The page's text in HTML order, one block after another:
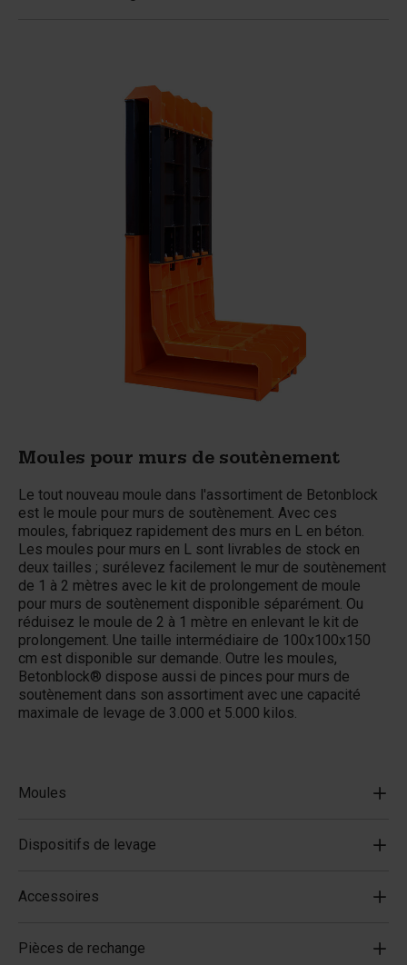
Moules pour murs de soutènement
Le tout nouveau moule dans l'assortiment de Betonblock
est le moule pour murs de soutènement. Avec ces
moules, fabriquez rapidement des murs en L en béton.
Les moules pour murs en L sont livrables de stock en
deux tailles ; surélevez facilement le mur de soutènement
de 1 à 2 mètres avec le kit de prolongement de moule
pour murs de soutènement disponible séparément. Ou
réduisez le moule de 2 à 1 mètre en enlevant le kit de
prolongement. Une taille intermédiaire de 100x100x150
cm est disponible sur demande. Outre les moules,
Betonblock® dispose aussi de pinces pour murs de
soutènement dans son assortiment avec une capacité
maximale de levage de 3.000 et 5.000 kilos.
Moules
Dispositifs de levage
Accessoires
Pièces de rechange